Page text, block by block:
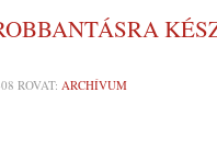
ROVAT: ARCHÍVUM